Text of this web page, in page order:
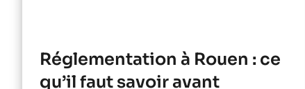
Réglementation à Rouen : ce
qu’il faut savoir avant